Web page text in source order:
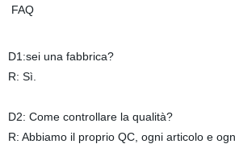
FAQ
D1:sei una fabbrica?
R: Sì.
D2: Come controllare la qualità?
R: Abbiamo il proprio QC, ogni articolo e